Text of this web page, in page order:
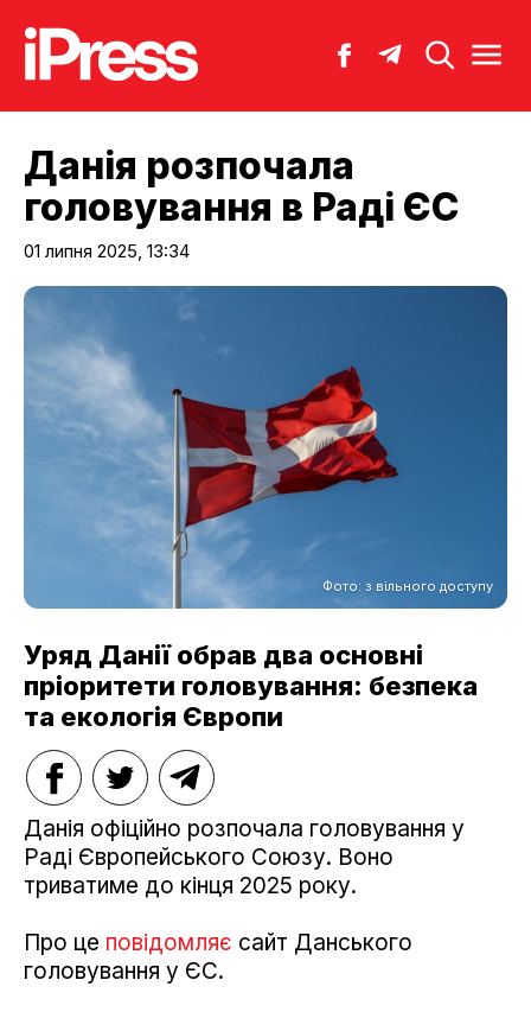
Данія розпочала
головування в Раді ЄС
01 липня 2025, 13:34
Фото: з вільного доступу
Уряд Данії обрав два основні
пріоритети головування: безпека
та екологія Європи
Данія офіційно розпочала головування у
Раді Європейського Союзу. Воно
триватиме до кінця 2025 року.
Про це повідомляє сайт Данського
головування у ЄС.